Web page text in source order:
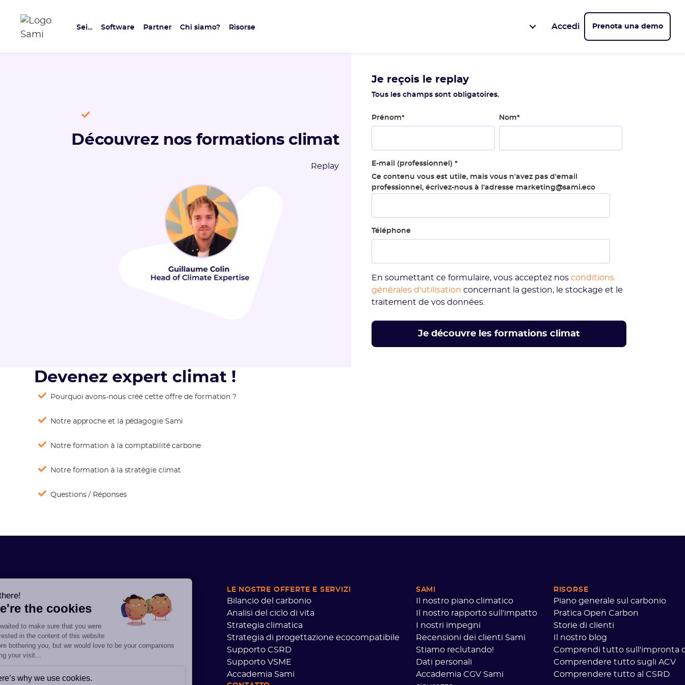
Sei... Software Partner Chi siamo? Risorse Accedi Prenota una demo
Découvrez nos formations climat
Replay
Je reçois le replay
Tous les champs sont obligatoires.
Prénom* Nom*
E-mail (professionnel)*
Ce contenu vous est utile, mais vous n'avez pas d'email
professionnel, écrivez-nous à l'adresse marketing@sami.eco
Téléphone
En soumettant ce formulaire, vous acceptez nosconditions
générales d'utilisation concernant la gestion, le stockage et le
traitement de vos données.
Devenez expert climat !
Pourquoi avons-nous créé cette offre de formation ?
Notre approche et la pédagogie Sami
Notre formation à la comptabilité carbone
Notre formation à la stratégie climat
Questions / Réponses
LE NOSTRE OFFERTE E SERVIZI
Bilancio del carbonio
Analisi del ciclo di vita
Strategia climatica
Strategia di progettazione ecocompatibile
Supporto CSRD
Supporto VSME
Accademia Sami
SAMI
Il nostro piano climatico
Il nostro rapporto sull'impatto
I nostri impegni
Recensioni dei clienti Sami
Stiamo reclutando!
Dati personali
Accademia CGV Sami
RISORSE
Piano generale sul carbonio
Pratica Open Carbon
Storie di clienti
Il nostro blog
Comprendi tutto sull'impronta
Comprendere tutto sugli ACV
Comprendere tutto al CSRD
We're the cookies
We waited to make sure that you were
interested in the content of this website
before bothering you, but we would love to be your companions
during your visit...
Here’s why we use cookies.